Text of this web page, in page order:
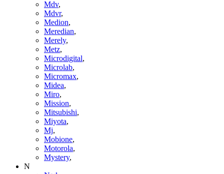
Mdv,
Mdvr,
Medion,
Meredian,
Merely,
Metz,
Microdigital,
Microlab,
Micromax,
Midea,
Miro,
Mission,
Mitsubishi,
Miyota,
Mj,
Mobione,
Motorola,
Mystery,
N